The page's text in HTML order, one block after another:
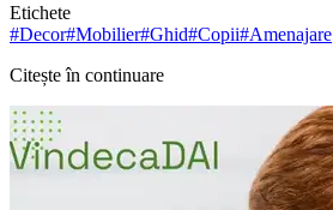
Etichete
#Decor#Mobilier#Ghid#Copii#Amenajare
Citește în continuare